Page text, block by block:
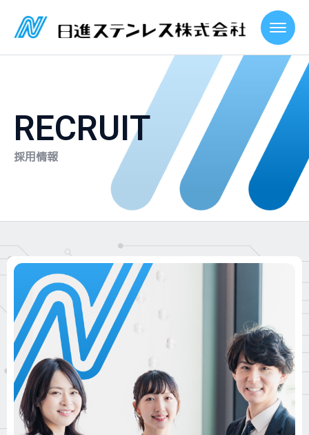
RECRUIT
採用情報